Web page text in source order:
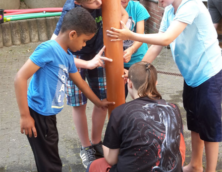
2025
Jungscharfreizeit
2025
ChurchNight
2024
Jungscharfreizeit
2024
ChurchNight
2023
Lydia
Gemeindefest